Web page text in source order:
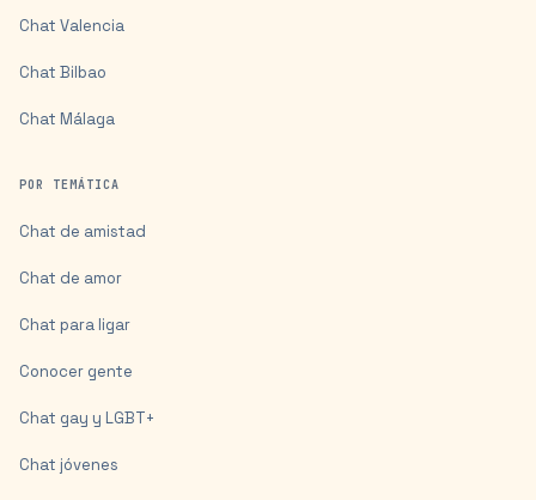
Chat Valencia
Chat Bilbao
Chat Málaga
POR TEMÁTICA
Chat de amistad
Chat de amor
Chat para ligar
Conocer gente
Chat gay y LGBT+
Chat jóvenes